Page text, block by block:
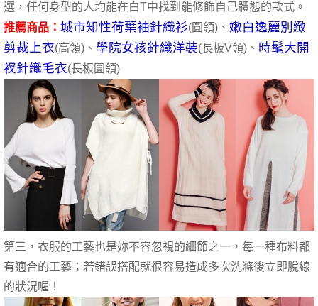
選，任何身型的人均能在白T中找到能修飾自己體態的款式。
推薦商品： 城市知性荷葉袖針織衫(圓領)、 嫩白逸麗別緻
剪裁上衣(高領)、 學院女孩針織洋裝(長板V領)、 時髦大開
衩針織毛衣(長板圓領)
第三，衣服的工藝也是妳不容忽視的細節之一，每一種布料都
有適合的工藝；若錯誤搭配就很容易造成多次洗滌後立即脫線
的狀況喔！